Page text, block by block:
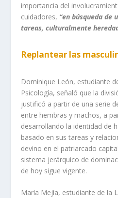
importancia del
cuidadores, “en búsqueda de
tareas, culturalmente
Replantear las
Dominique León, estudiante
Psicología, señaló que la
justificó a partir de una serie
entre hembras y machos, a
desarrollando la identidad de
basado en sus tareas y
devino en el patriarcado
sistema jerárquico de
de hoy sigue vigente.
María Mejía, estudiante de la